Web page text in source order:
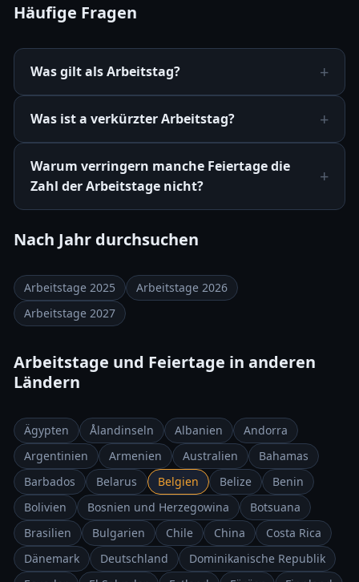
Häufige Fragen
Was gilt als Arbeitstag?
Was ist a verkürzter Arbeitstag?
Warum verringern manche Feiertage die
Zahl der Arbeitstage nicht?
Nach Jahr durchsuchen
Arbeitstage 2025
Arbeitstage 2026
Arbeitstage 2027
Arbeitstage und Feiertage in anderen
Ländern
Ägypten Ålandinseln Albanien
Andorra
Argentinien
Armenien Australien
Bahamas
Barbados
Belarus Belgien Belize
Benin
Bolivien
Bosnien und Herzegowina
Botsuana
Brasilien
Bulgarien Chile China
Costa Rica
Dänemark
Deutschland
Dominikanische Republik